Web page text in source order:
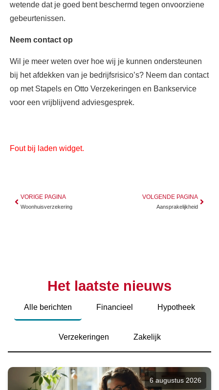
wetende dat je goed bent beschermd tegen onvoorziene
gebeurtenissen.
Neem contact op
Wil je meer weten over hoe wij je kunnen ondersteunen
bij het afdekken van je bedrijfsrisico’s? Neem dan contact
op met Stapels en Otto Verzekeringen en Bankservice
voor een vrijblijvend adviesgesprek.
Fout bij laden widget.
VORIGE PAGINA
Woonhuisverzekering
VOLGENDE PAGINA
Aansprakelijkheid
Het laatste nieuws
Alle berichten Financieel Hypotheek
Verzekeringen Zakelijk
6 augustus 2026